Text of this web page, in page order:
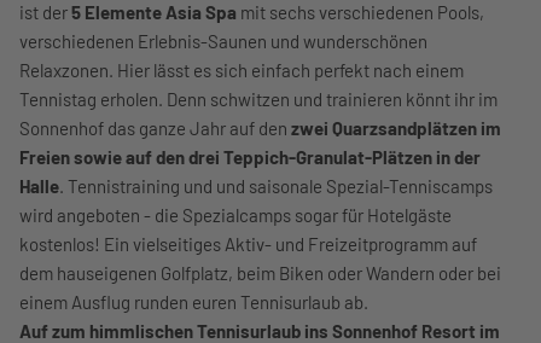
ist der5 Elemente Asia Spa mit sechs verschiedenen Pools,
verschiedenen Erlebnis-Saunen und wunderschönen
Relaxzonen. Hier lässt es sich einfach perfekt nach einem
Tennistag erholen. Denn schwitzen und trainieren könnt ihr im
Sonnenhof das ganze Jahr auf den zwei Quarzsandplätzen im
Freien sowie auf den drei Teppich-Granulat-Plätzen in der
Halle. Tennistraining und und saisonale Spezial-Tenniscamps
wird angeboten - die Spezialcamps sogar für Hotelgäste
kostenlos! Ein vielseitiges Aktiv- und Freizeitprogramm auf
dem hauseigenen Golfplatz, beim Biken oder Wandern oder bei
einem Ausflug runden euren Tennisurlaub ab.
Auf zum himmlischen Tennisurlaub ins Sonnenhof Resort im